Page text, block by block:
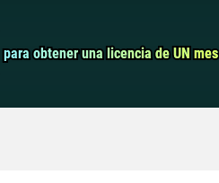
para obtener una licencia de UN mes
para obtener una licencia de UN mes